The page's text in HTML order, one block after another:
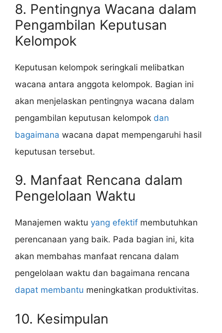
8. Pentingnya Wacana dalam
Pengambilan Keputusan
Kelompok
Keputusan kelompok seringkali melibatkan
wacana antara anggota kelompok. Bagian ini
akan menjelaskan pentingnya wacana dalam
pengambilan keputusan kelompok dan
bagaimana wacana dapat mempengaruhi hasil
keputusan tersebut.
9. Manfaat Rencana dalam
Pengelolaan Waktu
Manajemen waktu yang efektif membutuhkan
perencanaan yang baik. Pada bagian ini, kita
akan membahas manfaat rencana dalam
pengelolaan waktu dan bagaimana rencana
dapat membantu meningkatkan produktivitas.
10. Kesimpulan